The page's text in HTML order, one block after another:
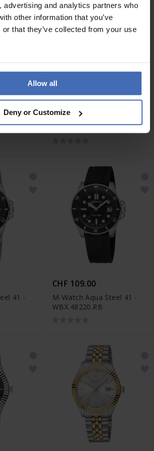
advertising and analytics partners who
other information that you’ve
or that they’ve collected from your use
Allow all
Deny or Customize
-
CHF 119.00
M-Watch Aqua Steel 41 -
WBX.49220.RB
41 -
CHF 109.00
M-Watch Aqua Steel 41 -
WBX.48220.RB